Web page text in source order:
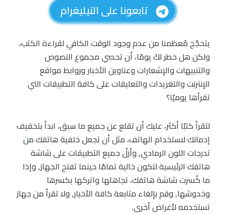
تابعونا على التيليغرام
يتحجّج مُعظمنا من عدم وجود الوقت الكافي لقراءة الكتب،
ولكن هل خطر لكَ يومًا، أن تحصي مجموع النصوص
والتنبيهات والإشعارات وعناوين الأخبار وروابط مواقع
الإنترنت والتغريدات والتعليقات على كافة التطبيقات التي
تقرأها يوميًا؟
لتقرأ كتبًا أكثر، عليك أن تقلع عن جميع ما سبق، ابدأ بتخفيف
إدمانك لاستخدام الهاتف، مثل أن تجعل خلفية هاتفك من
تدرجات اللون الرمادي, وأزلْ جميع التطبيقات على شاشة
هاتفك الرئيسية لتكون خالية تمامًا حينما تفتح الجهاز, وإذا
ما كُسرت شاشة هاتفك، تجاهلها واتركها بكسرها
وخدوشها, وقم بإلغاء متابعة كافة الأخبار, ولا تقرأ من جهاز
تستخدمه لأغراض أخرى.